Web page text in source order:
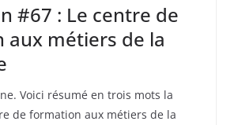
#67 : Le centre de
métiers de la
Voici résumé en trois mots la
de formation aux métiers de la